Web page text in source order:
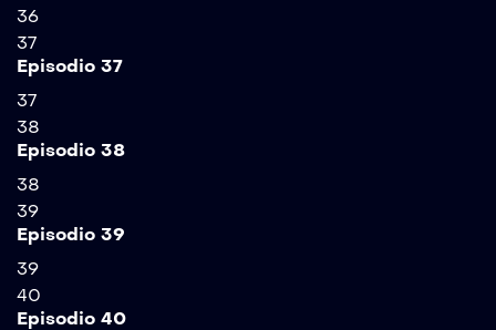
36
37
Episodio 37
37
38
Episodio 38
38
39
Episodio 39
39
40
Episodio 40